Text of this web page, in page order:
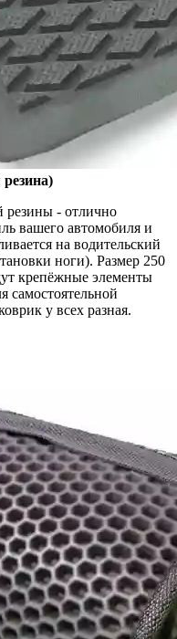
резины - отлично
вашего автомобиля и
на водительский
ноги). Размер 250
крепёжные элементы
самостоятельной
у всех разная.